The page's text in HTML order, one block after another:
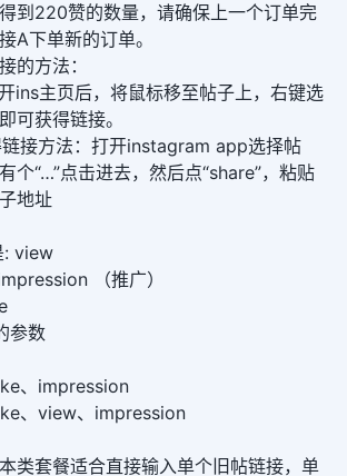
到220赞的数量，请确保上一个订单完
A下单新的订单。
的方法：
ins主页后，将鼠标移至帖子上，右键选
可获得链接。
接方法：打开instagram app选择帖
个“…”点击进去，然后点“share”，粘贴
地址
: view
（推广）
参数
、impression
、view、impression
类套餐适合直接输入单个旧帖链接，单